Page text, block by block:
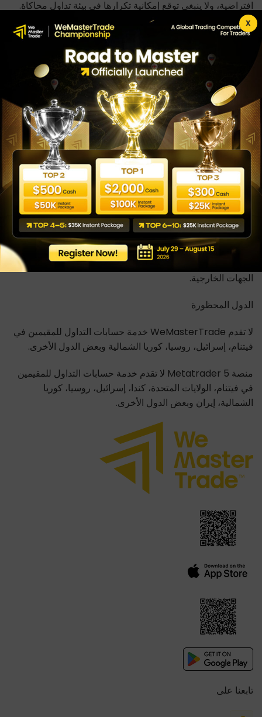
X
افتراضية، ولا ينبغي توقع إمكانية تكرارها في بيئة تداول محاكاة.
تداول محاكاة. يتم تحصيل المدفوعات وتسهيلها بواسطة
Wecopy Fintech LTD (Company Number: 14905703),
71-75 Shelton Street, Covent Garden, London, United
Kingdom, WC2H 9JQ، بصفتها Payment Agent نيابةً عن
WeMasterTrade، مع تحديد الكيان المعمول به بناءً على موقع
المستخدم وطريقة الدفع المختارة.
عملية حل الشكاوى
إذا كنت تعتقد أنك مستحق للتعويض بسبب خطأ في المنصة أو
عطل في النظام، يُرجى التواصل عبر
[support@wemastertrade.com] خلال 7 أيام من وقوع
الحادث. سيقوم فريقنا بالمراجعة والرد خلال 5 أيام عمل. إذا كانت
الشكوى صحيحة، فستتم معالجة التعويض خلال 14 يوم عمل.
يقتصر التعويض على قيمة رسوم الخدمة المدفوعة للحساب
المتأثر. لا تتحمل WeMasterTrade أي مسؤولية عن الخسائر
الناتجة عن ظروف السوق أو خطأ المستخدم أو انقطاع خدمات
الجهات الخارجية.
الدول المحظورة
لا تقدم WeMasterTrade خدمة حسابات التداول للمقيمين في
فيتنام، إسرائيل، روسيا، كوريا الشمالية وبعض الدول الأخرى.
منصة Metatrader 5 لا تقدم خدمة حسابات التداول للمقيمين
في فيتنام، الولايات المتحدة، كندا، إسرائيل، روسيا، كوريا
الشمالية، إيران وبعض الدول الأخرى.
تابعنا على